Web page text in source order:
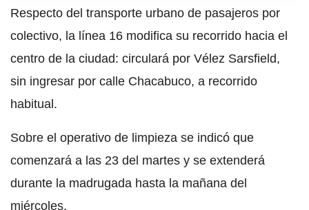
Respecto del transporte urbano de pasajeros por
colectivo, la línea 16 modifica su recorrido hacia el
centro de la ciudad: circulará por Vélez Sarsfield,
sin ingresar por calle Chacabuco, a recorrido
habitual.
Sobre el operativo de limpieza se indicó que
comenzará a las 23 del martes y se extenderá
durante la madrugada hasta la mañana del
miércoles.